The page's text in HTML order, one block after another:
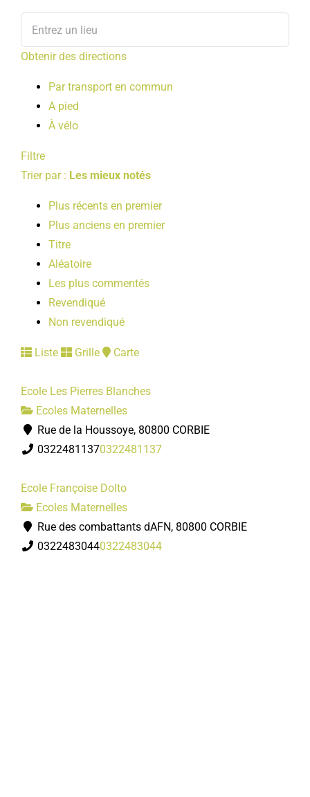
Obtenir des directions
Par transport en commun
A pied
À vélo
Filtre
Trier par : Les mieux notés
Plus récents en premier
Plus anciens en premier
Titre
Aléatoire
Les plus commentés
Revendiqué
Non revendiqué
Liste Grille Carte
Ecole Les Pierres Blanches
Ecoles Maternelles
Rue de la Houssoye, 80800 CORBIE
03224811370322481137
Ecole Françoise Dolto
Ecoles Maternelles
Rue des combattants dAFN, 80800 CORBIE
03224830440322483044